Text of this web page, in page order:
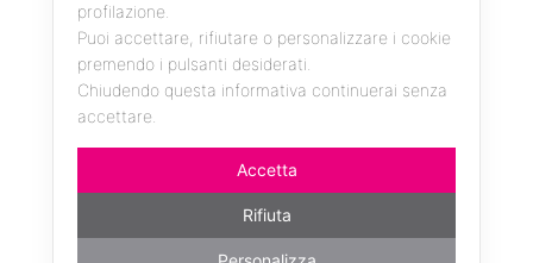
Facebook
Instagram
YouTube
profilazione.
Puoi accettare, rifiutare o personalizzare i cookie
premendo i pulsanti desiderati.
Chiudendo questa informativa continuerai senza
accettare.
Accetta
Rifiuta